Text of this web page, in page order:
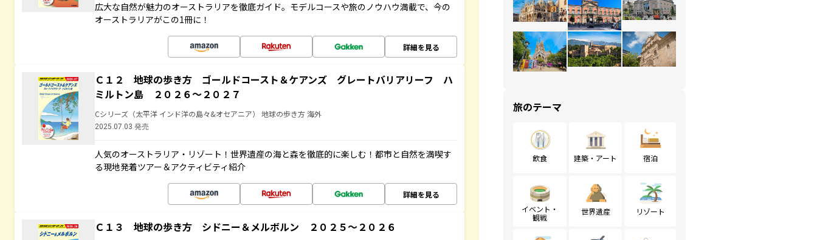
広大な自然が魅力のオーストラリアを徹底ガイド。モデルコースや旅のノウハウ満載で、今の
オーストラリアがこの1冊に！
詳細を見る
Ｃ１２ 地球の歩き方 ゴールドコースト＆ケアンズ グレートバリアリーフ ハ
ミルトン島 ２０２６～２０２７
Cシリーズ（太平洋 インド洋の島々&オセアニア） 地球の歩き方 海外
2025.07.03 発売
人気のオーストラリア・リゾート！世界遺産の海と森を徹底的に楽しむ！都市と自然を満喫す
る現地発着ツアー＆アクティビティ紹介
詳細を見る
Ｃ１３ 地球の歩き方 シドニー＆メルボルン ２０２５～２０２６
旅のテーマ
飲食 建築・アート 宿泊
イベント・
観戦
世界遺産 リゾート